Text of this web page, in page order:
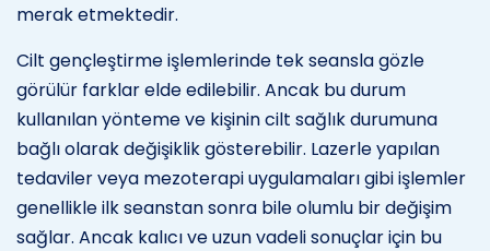
merak etmektedir.
Cilt gençleştirme işlemlerinde tek seansla gözle
görülür farklar elde edilebilir. Ancak bu durum
kullanılan yönteme ve kişinin cilt sağlık durumuna
bağlı olarak değişiklik gösterebilir. Lazerle yapılan
tedaviler veya mezoterapi uygulamaları gibi işlemler
genellikle ilk seanstan sonra bile olumlu bir değişim
sağlar. Ancak kalıcı ve uzun vadeli sonuçlar için bu